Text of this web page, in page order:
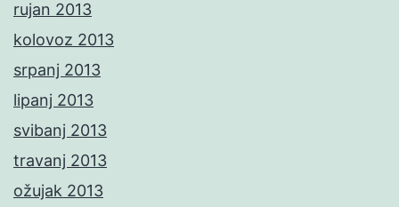
rujan 2013
kolovoz 2013
srpanj 2013
lipanj 2013
svibanj 2013
travanj 2013
ožujak 2013